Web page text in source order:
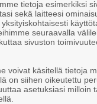
tietoja esimerkiksi
sekä laitteesi
seuraavalla
sivuston
voivat käsitellä tietoja
on siihen oikeutettu
asetuksiasi milloin